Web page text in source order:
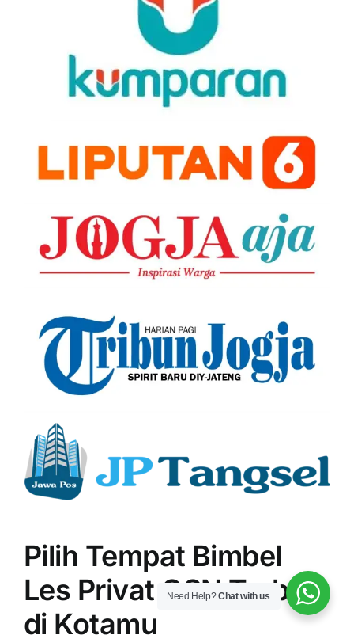
Pilih Tempat Bimbel
Les Privat OSN Terbaik
di Kotamu
Need Help?Chat with us